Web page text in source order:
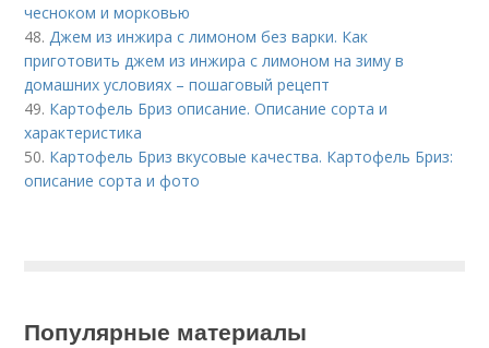
чесноком и морковью
48. Джем из инжира с лимоном без варки. Как
приготовить джем из инжира с лимоном на зиму в
домашних условиях – пошаговый рецепт
49. Картофель Бриз описание. Описание сорта и
характеристика
50. Картофель Бриз вкусовые качества. Картофель Бриз:
описание сорта и фото
Популярные материалы